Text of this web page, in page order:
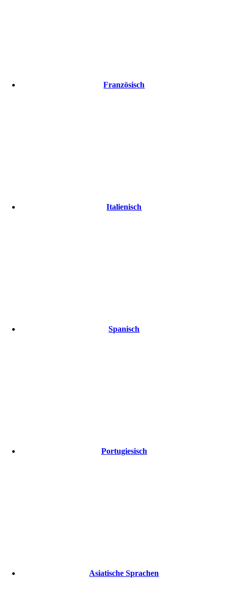
Französisch
Italienisch
Spanisch
Portugiesisch
Asiatische Sprachen